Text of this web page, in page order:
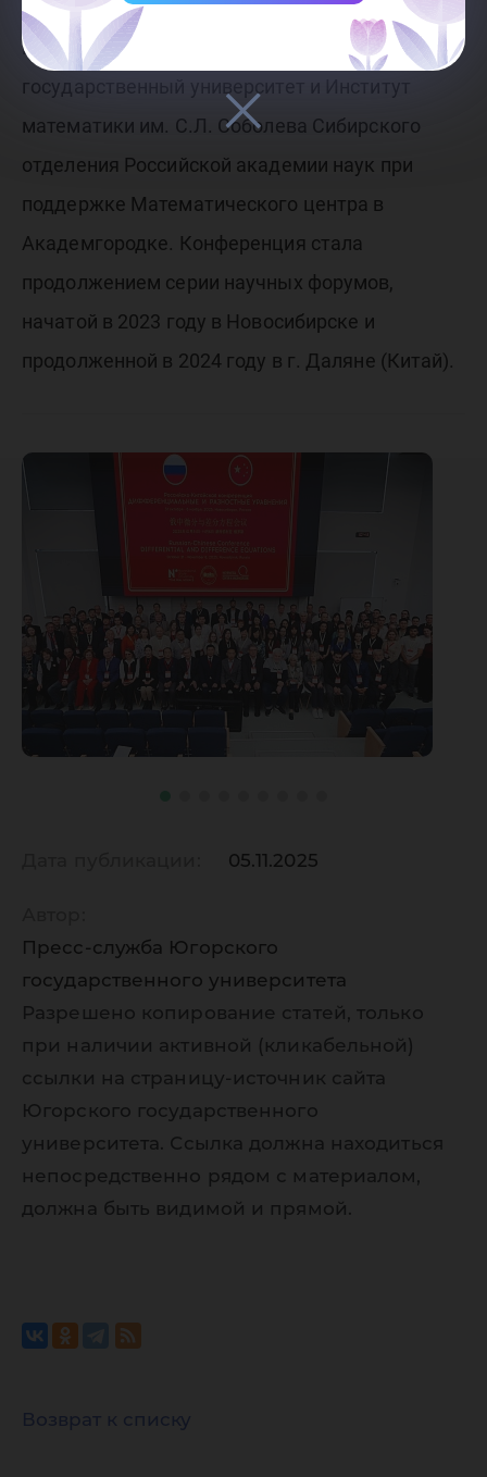
Китае. Отметим, что организаторами
мероприятия выступили Новосибирский
государственный университет и Институт
математики им. С.Л. Соболева Сибирского
отделения Российской академии наук при
поддержке Математического центра в
Академгородке. Конференция стала
продолжением серии научных форумов,
начатой в 2023 году в Новосибирске и
продолженной в 2024 году в г. Даляне (Китай).
05.11.2025
Пресс-служба Югорского
государственного университета
Разрешено копирование статей, только
при наличии активной (кликабельной)
ссылки на страницу-источник сайта
Югорского государственного
университета. Ссылка должна находиться
непосредственно рядом с материалом,
должна быть видимой и прямой.
Возврат к списку